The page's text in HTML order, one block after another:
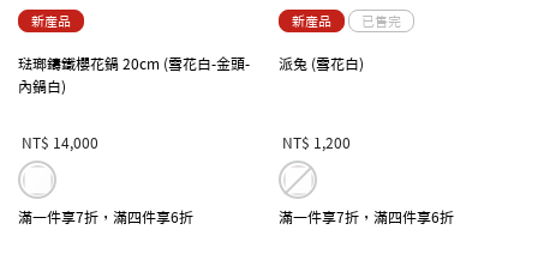
新產品
琺瑯鑄鐵櫻花鍋 20cm (雪花白-金頭-
內鍋白)
NT$ 14,000
滿一件享7折，滿四件享6折
新產品 已售完
派兔 (雪花白)
NT$ 1,200
滿一件享7折，滿四件享6折